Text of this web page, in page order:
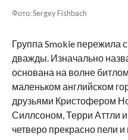
Фото: Sergey Fishbach
Группа Smokie пережила
дважды. Изначально
основана на волне
маленьком английском
друзьями Кристофером
Силлсоном, Терри Аттли
четверо прекрасно пели